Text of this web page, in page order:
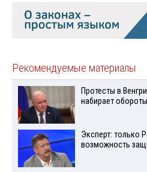
Рекомендуемые материалы
Протесты в
набирает обороты
Эксперт: только
возможность